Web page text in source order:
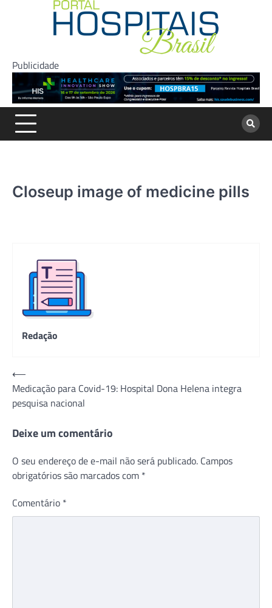
Publicidade
Closeup image of medicine pills
Redação
Navegação
de
Post
⟵
Medicação para Covid-19: Hospital Dona Helena integra
pesquisa nacional
Deixe um comentário
O seu endereço de e-mail não será publicado. Campos
obrigatórios são marcados com *
Comentário *